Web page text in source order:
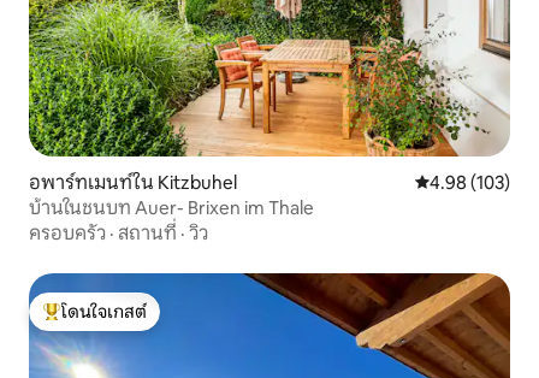
อพาร์ทเมนท์ใน Kitzbuhel คะแนนเฉลี่ย
4.98 (103)
บ้านในชนบท Auer- Brixen im Thale
ครอบครัว · สถานที่ · วิว
โดนใจเกสต์ที่สุด
โดนใจเกสต์